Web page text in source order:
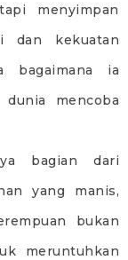
menyimpan
dan kekuatan
bagaimana ia
mencoba
bagian dari
yang manis,
bukan
meruntuhkan